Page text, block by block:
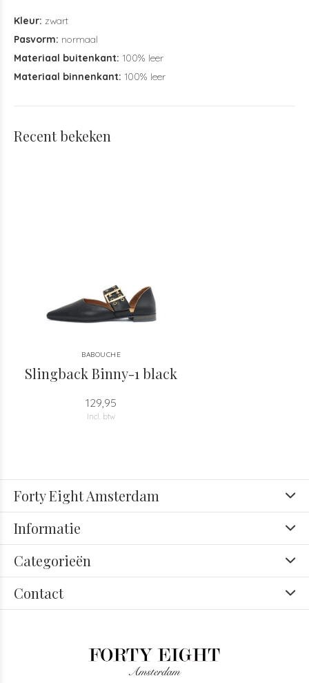
Kleur: zwart
Pasvorm: normaal
Materiaal buitenkant: 100% leer
Materiaal binnenkant: 100% leer
Recent bekeken
BABOUCHE
Slingback Binny-1 black
129,95
Incl. btw
Forty Eight Amsterdam
Informatie
Categorieën
Contact